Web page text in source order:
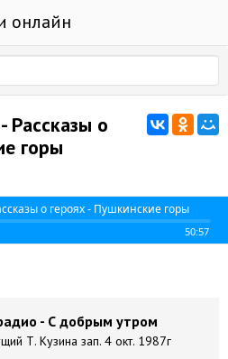
онлайн
Рассказы о
горы
о героях - Пушкинские горы
50:57
- С добрым утром
Т. Кузина зап. 4 окт. 1987г